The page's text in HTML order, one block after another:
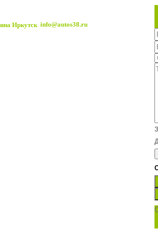
info@autos38.ru